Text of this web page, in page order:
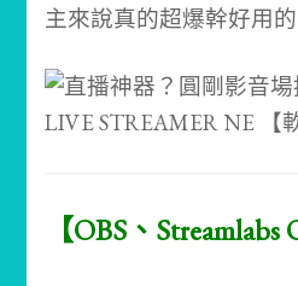
主來說真的超爆幹好用的
【OBS、Streamlabs